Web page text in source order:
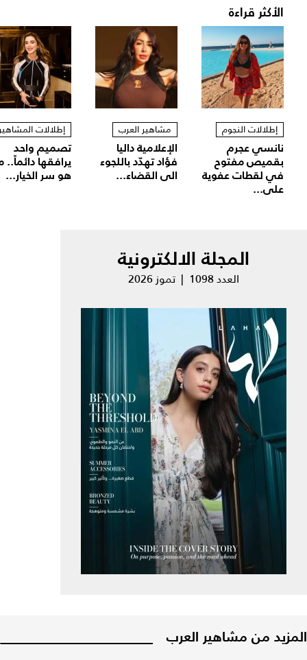
الأكثر قراءة
إطلالات النجوم
نانسي عجرم
بقميص مفتوح
في لقطات عفوية
على...
مشاهير العرب
الإعلامية داليا
فؤاد تهدّد باللجوء
الى القضاء...
إطلالات
تصميم واحد
يرافقها دائماً..
هو سر الخيار...
المجلة الالكترونية
العدد 1098 | تموز 2026
المزيد من مشاهير العرب